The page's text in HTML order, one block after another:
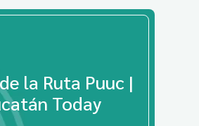
la Ruta Puuc |
Today